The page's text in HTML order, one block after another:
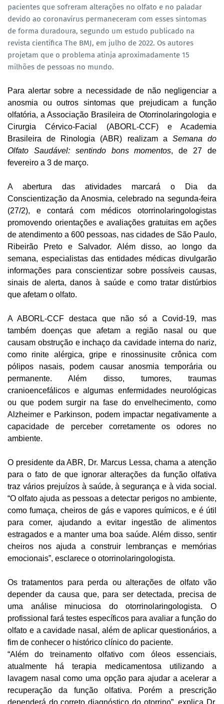
pacientes que sofreram alterações no olfato e no paladar
devido ao coronavírus permaneceram com esses sintomas
de forma duradoura, segundo um estudo publicado na
revista científica The BMJ, em julho de 2022. Os autores
projetam que o problema atinja aproximadamente 15
milhões de pessoas no mundo.
Para alertar sobre a necessidade de não negligenciar a
anosmia ou outros sintomas que prejudicam a função
olfatória, a Associação Brasileira de Otorrinolaringologia e
Cirurgia Cérvico-Facial (ABORL-CCF) e Academia
Brasileira de Rinologia (ABR) realizam a Semana do
Olfato Saudável: sentindo bons momentos, de 27 de
fevereiro a 3 de março.
A abertura das atividades marcará o Dia da
Conscientização da Anosmia, celebrado na segunda-feira
(27/2), e contará com médicos otorrinolaringologistas
promovendo orientações e avaliações gratuitas em ações
de atendimento a 600 pessoas, nas cidades de São Paulo,
Ribeirão Preto e Salvador. Além disso, ao longo da
semana, especialistas das entidades médicas divulgarão
informações para conscientizar sobre possíveis causas,
sinais de alerta, danos à saúde e como tratar distúrbios
que afetam o olfato.
A ABORL-CCF destaca que não só a Covid-19, mas
também doenças que afetam a região nasal ou que
causam obstrução e inchaço da cavidade interna do nariz,
como rinite alérgica, gripe e rinossinusite crônica com
pólipos nasais, podem causar anosmia temporária ou
permanente. Além disso, tumores, traumas
cranioencefálicos e algumas enfermidades neurológicas
ou que podem surgir na fase do envelhecimento, como
Alzheimer e Parkinson, podem impactar negativamente a
capacidade de perceber corretamente os odores no
ambiente.
O presidente da ABR, Dr. Marcus Lessa, chama a atenção
para o fato de que ignorar alterações da função olfativa
traz vários prejuízos à saúde, à segurança e à vida social.
“O olfato ajuda as pessoas a detectar perigos no ambiente,
como fumaça, cheiros de gás e vapores químicos, e é útil
para comer, ajudando a evitar ingestão de alimentos
estragados e a manter uma boa saúde. Além disso, sentir
cheiros nos ajuda a construir lembranças e memórias
emocionais”, esclarece o otorrinolaringologista.
Os tratamentos para perda ou alterações de olfato vão
depender da causa que, para ser detectada, precisa de
uma análise minuciosa do otorrinolaringologista. O
profissional fará testes específicos para avaliar a função do
olfato e a cavidade nasal, além de aplicar questionários, a
fim de conhecer o histórico clínico do paciente.
“Além do treinamento olfativo com óleos essenciais,
atualmente há terapia medicamentosa utilizando a
lavagem nasal como uma opção para ajudar a acelerar a
recuperação da função olfativa. Porém a prescrição
dependerá do correto diagnóstico do otorrino”, explica Dr.